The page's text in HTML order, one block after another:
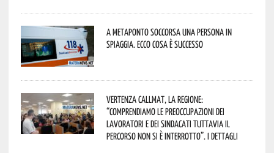
A Metaponto soccorsa una persona in
spiaggia. Ecco cosa è successo
Vertenza CallMat, la Regione:
“comprendiamo le preoccupazioni dei
lavoratori e dei sindacati tuttavia il
percorso non si è interrotto”. I dettagli